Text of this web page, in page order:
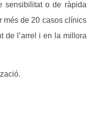
sensibilitat o de ràpida
més de 20 casos clínics
de l’arrel i en la millora